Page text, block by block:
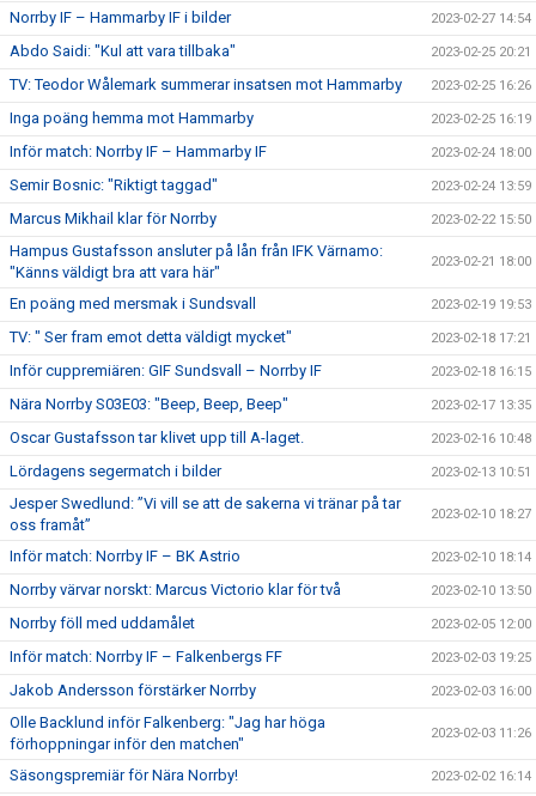
Norrby IF – Hammarby IF i bilder 2023-02-27 14:54
Abdo Saidi: "Kul att vara tillbaka" 2023-02-25 20:21
TV: Teodor Wålemark summerar insatsen mot Hammarby 2023-02-25 16:26
Inga poäng hemma mot Hammarby 2023-02-25 16:19
Inför match: Norrby IF – Hammarby IF 2023-02-24 18:00
Semir Bosnic: "Riktigt taggad" 2023-02-24 13:59
Marcus Mikhail klar för Norrby 2023-02-22 15:50
Hampus Gustafsson ansluter på lån från IFK Värnamo:
"Känns väldigt bra att vara här"
2023-02-21 18:00
En poäng med mersmak i Sundsvall 2023-02-19 19:53
TV: " Ser fram emot detta väldigt mycket" 2023-02-18 17:21
Inför cuppremiären: GIF Sundsvall – Norrby IF 2023-02-18 16:15
Nära Norrby S03E03: "Beep, Beep, Beep" 2023-02-17 13:35
Oscar Gustafsson tar klivet upp till A-laget. 2023-02-16 10:48
Lördagens segermatch i bilder 2023-02-13 10:51
Jesper Swedlund: ”Vi vill se att de sakerna vi tränar på tar
oss framåt”
2023-02-10 18:27
Inför match: Norrby IF – BK Astrio 2023-02-10 18:14
Norrby värvar norskt: Marcus Victorio klar för två 2023-02-10 13:50
Norrby föll med uddamålet 2023-02-05 12:00
Inför match: Norrby IF – Falkenbergs FF 2023-02-03 19:25
Jakob Andersson förstärker Norrby 2023-02-03 16:00
Olle Backlund inför Falkenberg: "Jag har höga
förhoppningar inför den matchen"
2023-02-03 11:26
Säsongspremiär för Nära Norrby! 2023-02-02 16:14